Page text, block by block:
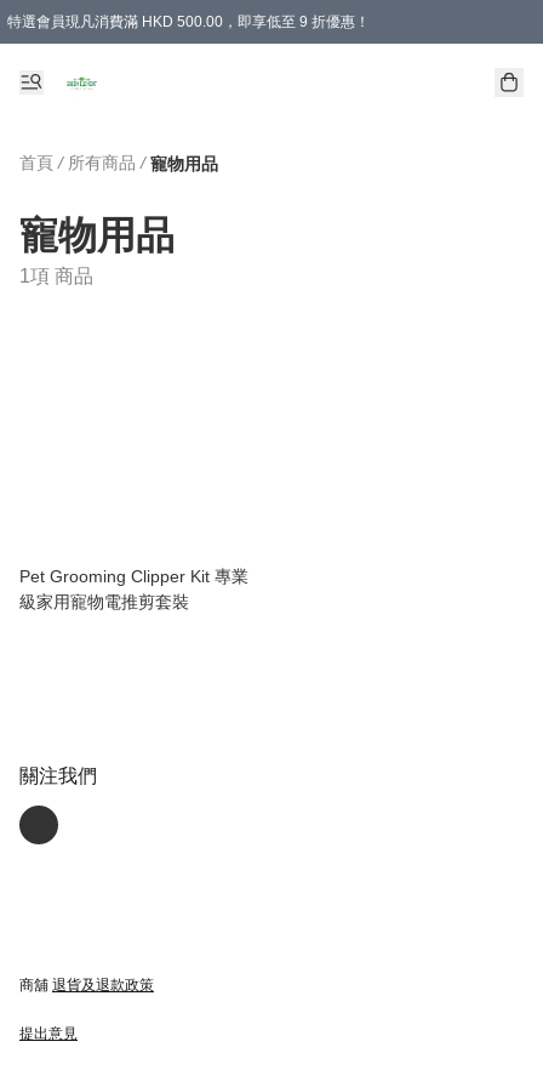
特選會員現凡消費滿 HKD 500.00，即享低至 9 折優惠！
首頁 / 所有商品 / 寵物用品
寵物用品
1項 商品
Pet Grooming Clipper Kit 專業
級家用寵物電推剪套裝
關注我們
商舖 退貨及退款政策
提出意見